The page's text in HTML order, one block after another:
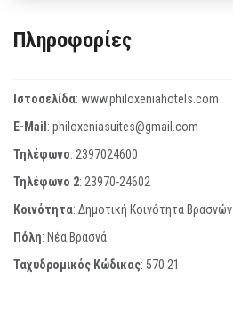
Πληροφορίες
Ιστοσελίδα: www.philoxeniahotels.com
E-Mail: philoxeniasuites@gmail.com
Τηλέφωνο: 2397024600
Τηλέφωνο 2: 23970-24602
Κοινότητα: Δημοτική Κοινότητα Βρασνών
Πόλη: Νέα Βρασνά
Ταχυδρομικός Κώδικας: 570 21